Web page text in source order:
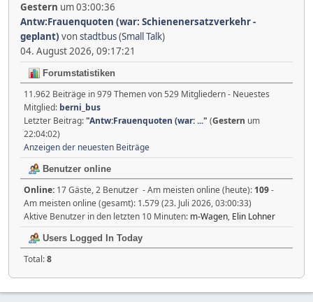
Gestern um 03:00:36
Antw:Frauenquoten (war: Schienenersatzverkehr -
geplant) vonstadtbus(Small Talk)
04. August 2026, 09:17:21
Forumstatistiken
11.962 Beiträge in 979 Themen von 529 Mitgliedern - Neuestes
Mitglied: berni_bus
Letzter Beitrag:"Antw:Frauenquoten (war: ..." (Gestern um
22:04:02)
Anzeigen der neuesten Beiträge
Benutzer online
Online: 17 Gäste, 2 Benutzer - Am meisten online (heute): 109-
Am meisten online (gesamt): 1.579 (23. Juli 2026, 03:00:33)
Aktive Benutzer in den letzten 10 Minuten: m-Wagen, Elin Lohner
Users Logged In Today
Total:8